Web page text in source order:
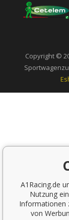
Copyright ©
A1Racing.de
Nutzung
Informationen
von